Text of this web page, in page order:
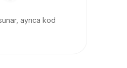
ayrıca kod